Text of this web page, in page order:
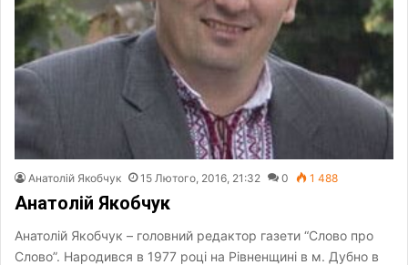
Анатолій Якобчук 15 Лютого, 2016, 21:32 0 1 488
Анатолій Якобчук
Анатолій Якобчук – головний редактор газети “Слово про
Слово”. Народився в 1977 році на Рівненщині в м. Дубно в